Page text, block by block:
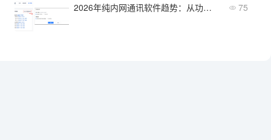
2026年纯内网通讯软件趋势：从功能迭代到选型方向 75